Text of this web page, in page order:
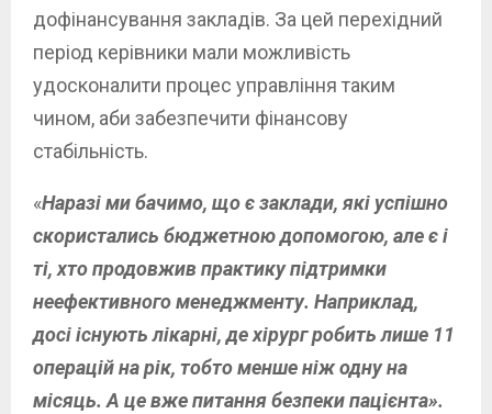
дофінансування закладів. За цей перехідний
період керівники мали можливість
удосконалити процес управління таким
чином, аби забезпечити фінансову
стабільність.
«Наразі ми бачимо, що є заклади, які успішно
скористались бюджетною допомогою, але є і
ті, хто продовжив практику підтримки
неефективного менеджменту. Наприклад,
досі існують лікарні, де хірург робить лише 11
операцій на рік, тобто менше ніж одну на
місяць. А це вже питання безпеки пацієнта».